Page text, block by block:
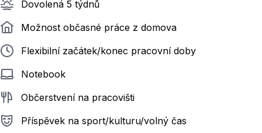
Dovolená 5 týdnů
Možnost občasné práce z domova
Flexibilní začátek/konec pracovní doby
Notebook
Občerstvení na pracovišti
Příspěvek na sport/kulturu/volný čas